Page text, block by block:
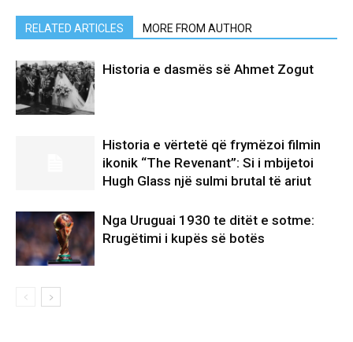
RELATED ARTICLES MORE FROM AUTHOR
Historia e dasmës së Ahmet Zogut
Historia e vërtetë që frymëzoi filmin
ikonik “The Revenant”: Si i mbijetoi
Hugh Glass një sulmi brutal të ariut
Nga Uruguai 1930 te ditët e sotme:
Rrugëtimi i kupës së botës